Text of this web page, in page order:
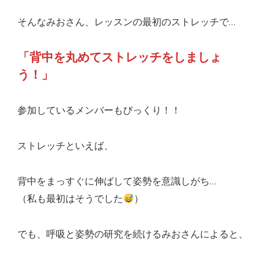
そんなみおさん、レッスンの最初のストレッチで…
「背中を丸めてストレッチをしましょ
う！」
参加しているメンバーもびっくり！！
ストレッチといえば、
背中をまっすぐに伸ばして姿勢を意識しがち…
（私も最初はそうでした
）
でも、呼吸と姿勢の研究を続けるみおさんによると、